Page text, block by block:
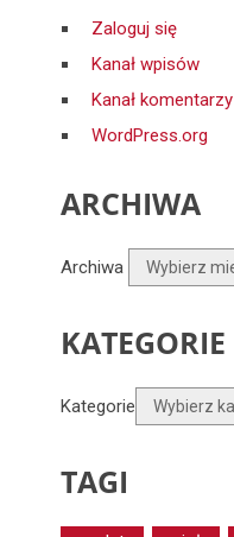
Zaloguj się
Kanał wpisów
Kanał komentarzy
WordPress.org
ARCHIWA
Archiwa
KATEGORIE
Kategorie
TAGI